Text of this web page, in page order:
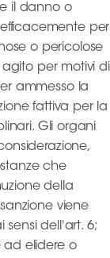
il danno o
per
o pericolose
per motivi di
ammesso la
fattiva per la
Gli organi
che
della
viene
dell'art. 6;
ad elidere o